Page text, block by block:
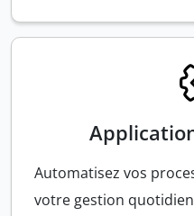
Automatisez vos
votre gestion